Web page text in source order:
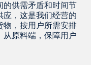
的供需矛盾和时间节
应，这是我们经营的
物，按用户所需安排
从原料端，保障用户